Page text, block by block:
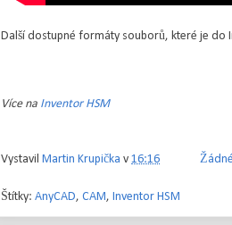
Další dostupné formáty souborů, které je
Více na Inventor HSM
Vystavil Martin Krupička v 16:16
Štítky: AnyCAD, CAM , Inventor HSM